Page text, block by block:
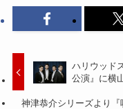
ハリウッド
公演』に横
神津恭介シリーズより